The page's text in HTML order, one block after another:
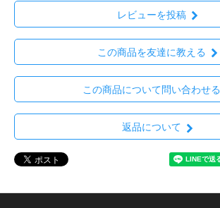
レビューを投稿
この商品を友達に教える
この商品について問い合わせる
返品について